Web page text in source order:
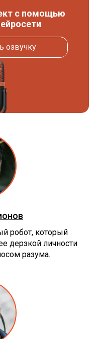
с помощью
озвучку
робот, который
дерзкой личности
разума.